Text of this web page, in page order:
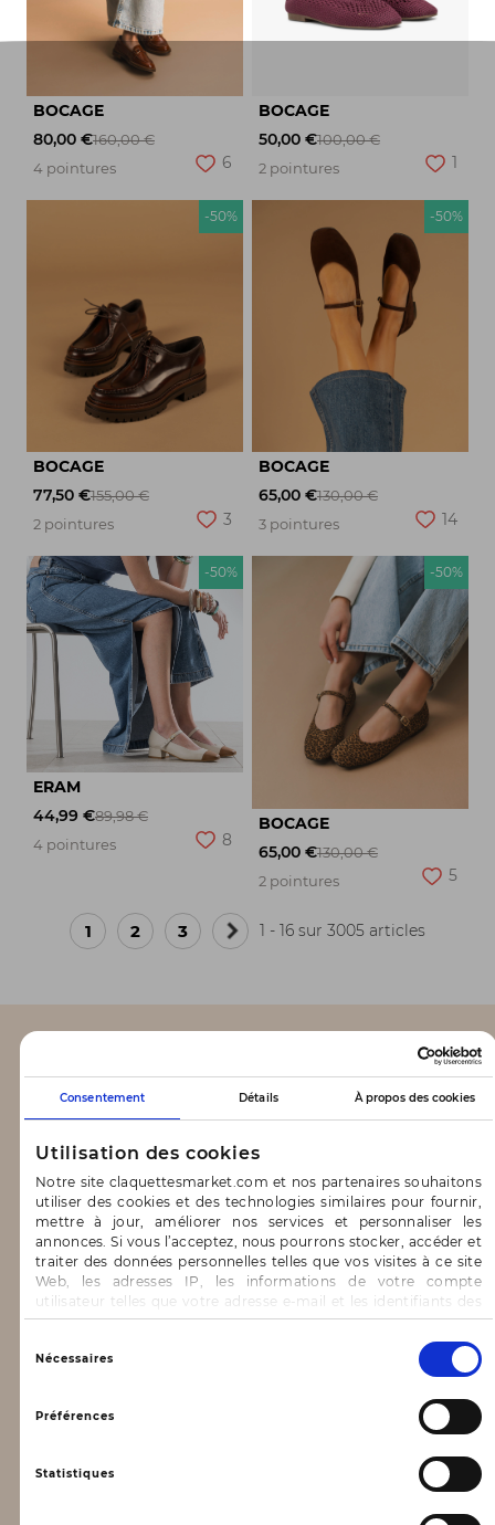
Consentement Détails À propos des cookies
Utilisation des cookies
Notre site claquettesmarket.com et nos partenaires souhaitons
utiliser des cookies et des technologies similaires pour fournir,
mettre à jour, améliorer nos services et personnaliser les
annonces. Si vous l’acceptez, nous pourrons stocker, accéder et
traiter des données personnelles telles que vos visites à ce site
Web, les adresses IP, les informations de votre compte
utilisateur telles que votre adresse e-mail et les identifiants des
cookies.
Vous avez le choix d’« Accepter » pour consentir à ces
utilisations, de « Refuser » pour vous y opposer ou
de sélectionner vos préférences concernant chaque catégorie
de cookie en cliquant sur « Valider la sélection » pour valider vos
options. Vous pouvez à tout moment modifier vos préférences
Nécessaires
Préférences
Statistiques
BOCAGE
80,00 €160,00 €
4 pointures
6
BOCAGE
50,00 €100,00 €
2 pointures
1
-50%
BOCAGE
77,50 €155,00 €
2 pointures
3
-50%
BOCAGE
65,00 €130,00 €
3 pointures
14
-50%
ERAM
44,99 €89,98 €
4 pointures
8
-50%
BOCAGE
65,00 €130,00 €
2 pointures
5
1 2 3
Page
1 - 16 sur 3005 articles
CLAQUETTES MARKET
Blog
CONTACT & AIDE
FAQ
Nous contacter
INFORMATIONS
Mentions légales
Données personnelles, vie privée